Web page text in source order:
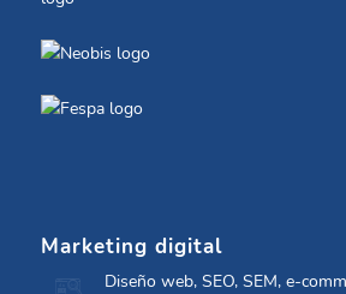
Marketing digital
Diseño web, SEO, SEM, e-